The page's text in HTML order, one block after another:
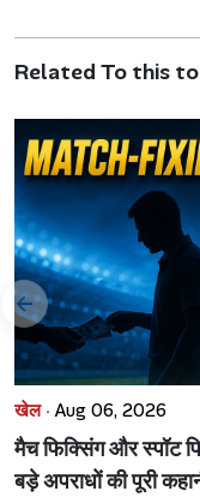
Related To this
खेल · Aug 06, 2026
मैच फिक्सिंग और स्पॉट
बड़े अपराधों की पूरी